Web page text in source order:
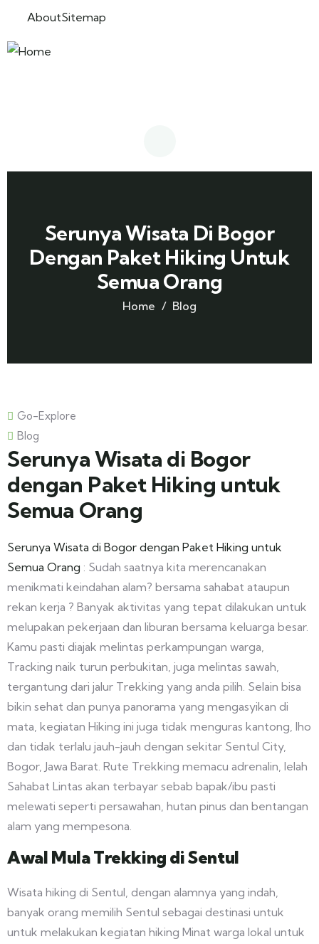
AboutSitemap
Serunya Wisata Di Bogor
Dengan Paket Hiking Untuk
Semua Orang
Home Blog
Go-Explore
Blog
Serunya Wisata di Bogor
dengan Paket Hiking untuk
Semua Orang
Serunya Wisata di Bogor dengan Paket Hiking untuk
Semua Orang : Sudah saatnya kita merencanakan
menikmati keindahan alam? bersama sahabat ataupun
rekan kerja ? Banyak aktivitas yang tepat dilakukan untuk
melupakan pekerjaan dan liburan bersama keluarga besar.
Kamu pasti diajak melintas perkampungan warga,
Tracking naik turun perbukitan, juga melintas sawah,
tergantung dari jalur Trekking yang anda pilih. Selain bisa
bikin sehat dan punya panorama yang mengasyikan di
mata, kegiatan Hiking ini juga tidak menguras kantong, lho
dan tidak terlalu jauh-jauh dengan sekitar Sentul City,
Bogor, Jawa Barat. Rute Trekking memacu adrenalin, lelah
Sahabat Lintas akan terbayar sebab bapak/ibu pasti
melewati seperti persawahan, hutan pinus dan bentangan
alam yang mempesona.
Awal Mula Trekking di Sentul
Wisata hiking di Sentul, dengan alamnya yang indah,
banyak orang memilih Sentul sebagai destinasi untuk
untuk melakukan kegiatan hiking Minat warga lokal untuk